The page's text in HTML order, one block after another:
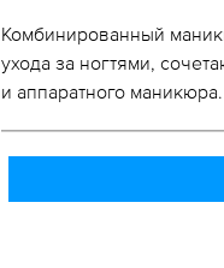
Комбинированный
ухода за ногтями,
и аппаратного маникюра.